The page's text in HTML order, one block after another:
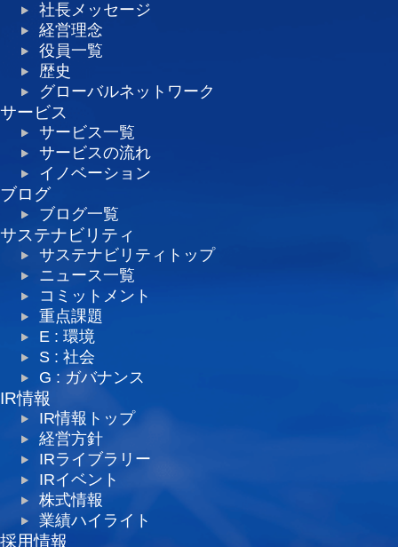
社長メッセージ
経営理念
役員一覧
歴史
グローバルネットワーク
サービス
サービス一覧
サービスの流れ
イノベーション
ブログ
ブログ一覧
サステナビリティ
サステナビリティトップ
ニュース一覧
コミットメント
重点課題
E : 環境
S : 社会
G : ガバナンス
IR情報
IR情報トップ
経営方針
IRライブラリー
IRイベント
株式情報
業績ハイライト
採用情報